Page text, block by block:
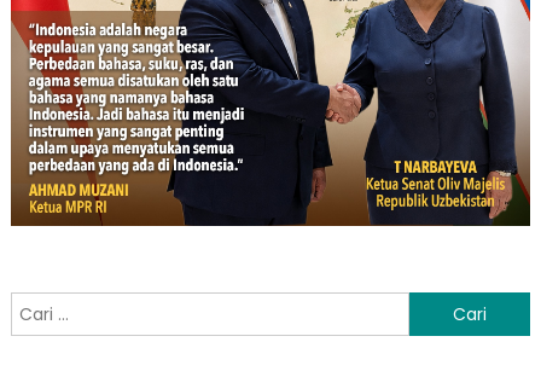
Cari
untuk: